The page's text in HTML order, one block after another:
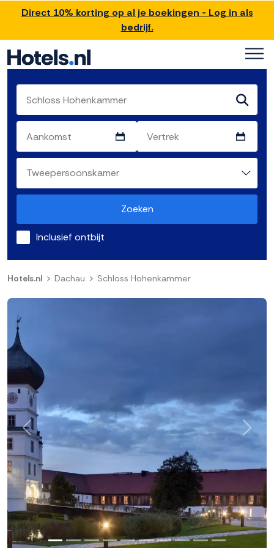
Direct 10% korting op al je boekingen - Log in als
bedrijf.
Zoeken
Inclusief ontbijt
Hotels.nl Dachau Schloss Hohenkammer